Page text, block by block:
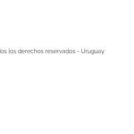
los derechos reservados - Uruguay